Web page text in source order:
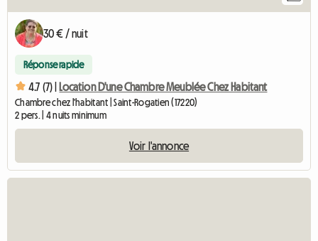
30 € / nuit
Réponse rapide
4.7 (7) | Location D'une Chambre Meublée Chez Habitant
Chambre chez l'habitant | Saint-Rogatien (17220)
2 pers. | 4 nuits minimum
Voir l'annonce